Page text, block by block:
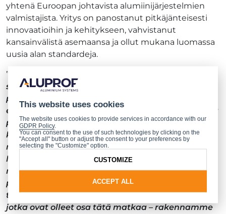
yhtenä Euroopan johtavista alumiinijärjestelmien
valmistajista. Yritys on panostanut pitkäjänteisesti
innovaatioihin ja kehitykseen, vahvistanut
kansainvälistä asemaansa ja ollut mukana luomassa
uusia alan standardeja.
”
sitten saamaa ’EU-ajan rakennusalan yritys’ -
palkintoa. Tällaiset kunnianosoitukset osoittavat,
että johdonmukaisuus, investoinnit kehitykseen ja
pitkäjänteinen visio ovat avainasemassa
kansainvälisesti merkittävän brändin
rakentamisessa. Olemme vuosien varrella paitsi
laajentaneet toimintaamme myös vaikuttaneet
rakennusalan kehitykseen ja osoittaneet, että
puolalaiset yritykset voivat olla merkittäviä
toimijoita globaalisti. Kiitän lämpimästi kaikkia,
jotka ovat olleet osa tätä matkaa – rakennamme
This website uses cookies
The website uses cookies to provide services in accordance with our
GDPR Policy.
You can consent to the use of such technologies by clicking on the
"Accept all" button or adjust the consent to your preferences by
selecting the "Customize" option.
ACCEPT ALL
CUSTOMIZE